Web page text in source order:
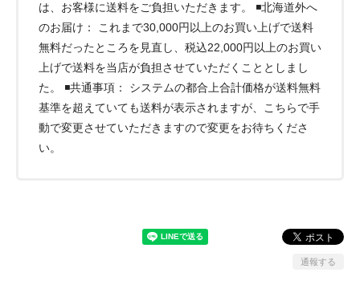
は、お客様に送料をご負担いただきます。 ◾️北海道外へ
のお届け： これまで30,000円以上のお買い上げで送料
無料だったところを見直し、税込22,000円以上のお買い
上げで送料を当店が負担させていただくこととしまし
た。 ◾️共通事項： システムの都合上合計価格が送料無料
基準を超えていても送料が表示されますが、こちらで手
動で変更させていただきますので変更をお待ちくださ
い。
通報する